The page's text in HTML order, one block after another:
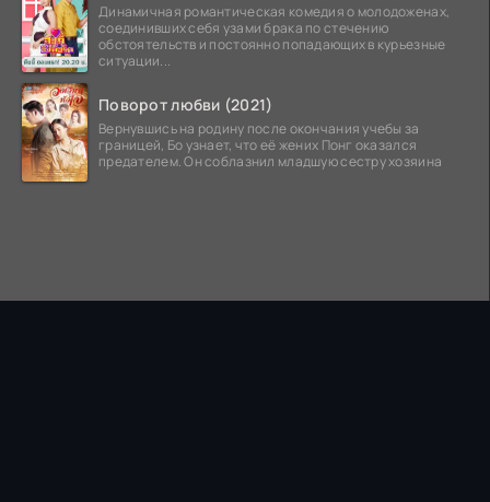
Динамичная романтическая комедия о молодоженах,
соединивших себя узами брака по стечению
обстоятельств и постоянно попадающих в курьезные
ситуации...
Поворот любви (2021)
Вернувшись на родину после окончания учебы за
границей, Бо узнает, что её жених Понг оказался
предателем. Он соблазнил младшую сестру хозяина